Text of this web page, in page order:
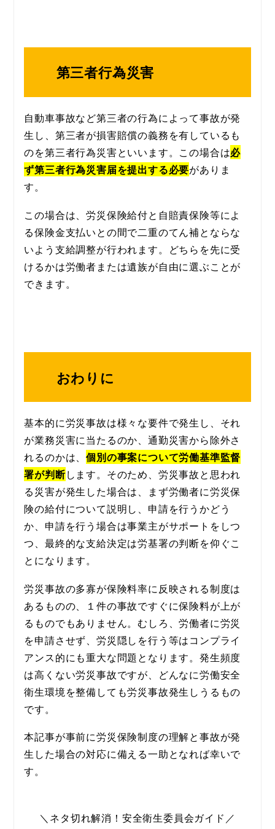
第三者行為災害
自動車事故など第三者の行為によって事故が発
生し、第三者が損害賠償の義務を有しているも
のを第三者行為災害といいます。この場合は必
ず第三者行為災害届を提出する必要がありま
す。
この場合は、労災保険給付と自賠責保険等によ
る保険金支払いとの間で二重のてん補とならな
いよう支給調整が行われます。どちらを先に受
けるかは労働者または遺族が自由に選ぶことが
できます。
おわりに
基本的に労災事故は様々な要件で発生し、それ
が業務災害に当たるのか、通勤災害から除外さ
れるのかは、個別の事案について労働基準監督
署が判断します。そのため、労災事故と思われ
る災害が発生した場合は、まず労働者に労災保
険の給付について説明し、申請を行うかどう
か、申請を行う場合は事業主がサポートをしつ
つ、最終的な支給決定は労基署の判断を仰ぐこ
とになります。
労災事故の多寡が保険料率に反映される制度は
あるものの、１件の事故ですぐに保険料が上が
るものでもありません。むしろ、労働者に労災
を申請させず、労災隠しを行う等はコンプライ
アンス的にも重大な問題となります。発生頻度
は高くない労災事故ですが、どんなに労働安全
衛生環境を整備しても労災事故発生しうるもの
です。
本記事が事前に労災保険制度の理解と事故が発
生した場合の対応に備える一助となれば幸いで
す。
＼ネタ切れ解消！安全衛生委員会ガイド／